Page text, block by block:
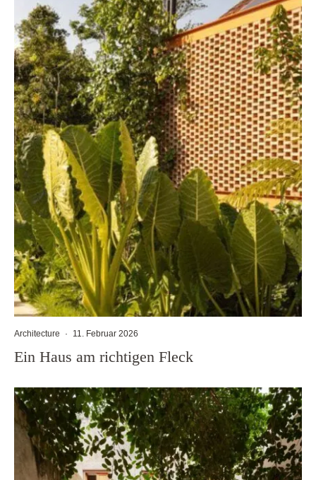
Architecture · 11. Februar 2026
Ein Haus am richtigen Fleck